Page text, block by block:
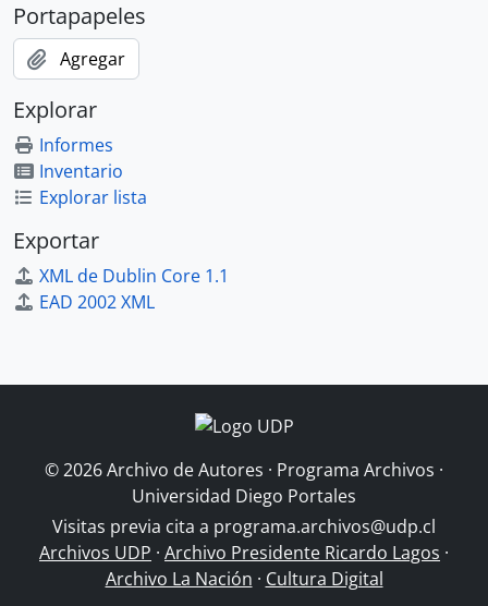
Portapapeles
Agregar
Explorar
Informes
Inventario
Explorar lista
Exportar
XML de Dublin Core 1.1
EAD 2002 XML
© 2026 Archivo de Autores · Programa Archivos ·
Universidad Diego Portales
Visitas previa cita a programa.archivos@udp.cl
Archivos UDP · Archivo Presidente Ricardo Lagos ·
Archivo La Nación · Cultura Digital